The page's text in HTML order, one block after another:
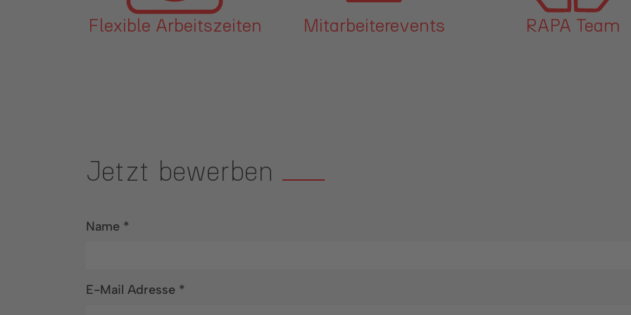
Mitarbeiterevents RAPA Team
Betriebskantine
Jetzt bewerben
Name *
E-Mail Adresse *